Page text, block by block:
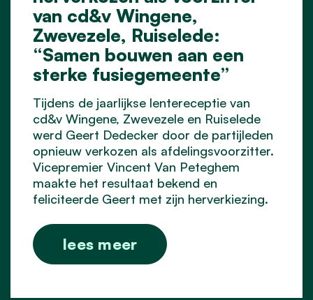
van cd&v Wingene,
Zwevezele, Ruiselede:
“Samen bouwen aan een
sterke fusiegemeente”
Tijdens de jaarlijkse lentereceptie van
cd&v Wingene, Zwevezele en Ruiselede
werd Geert Dedecker door de partijleden
opnieuw verkozen als afdelingsvoorzitter.
Vicepremier Vincent Van Peteghem
maakte het resultaat bekend en
feliciteerde Geert met zijn herverkiezing.
lees meer